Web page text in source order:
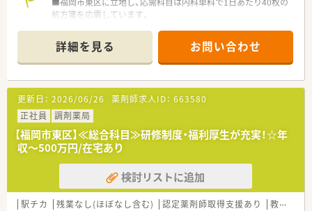
処方箋を応需しています。
は難しく車通勤が可能です。
■勤務体制は正社員薬剤師1名、パート薬剤師1名、事務員2名の
計4名体制で運営しています。
【募集背景と求める人物像について】
■今回は今後の業務拡大を見据えた増員募集であり、地域に貢献
したいという熱意のある方を求めています。
■薬剤師の職能を高める努力を惜しまず、積極的に業務に取り組
むことができる人材を歓迎いたします。
■できれば女性で50代前半くらいまでの方が理想とされてお
り、性別は男女比により検討されます。
【法人特徴について】
■2020年の開局より地域に根差したまちの薬局として、質の高
詳細を見る お問い合わせ
更新日： 2026/06/26 薬剤師求人ID： 663580
正社員
調剤薬局
【福岡市東区】≪総合科目≫研修制度・福利厚生が充実！☆年
収～500万円/在宅あり
検討リストに追加
駅チカ 残業なし(ほぼなし含む) 認定薬剤師取得支援あり 教育制度あり